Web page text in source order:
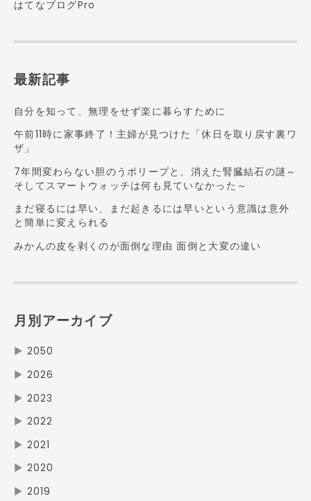
はてなブログPro
最新記事
自分を知って、無理をせず楽に暮らすために
午前11時に家事終了！主婦が見つけた「休日を取り戻す裏ワ
ザ」
7年間変わらない胆のうポリープと、消えた腎臓結石の謎～
そしてスマートウォッチは何も見ていなかった～
まだ寝るには早い、まだ起きるには早いという意識は意外
と簡単に変えられる
みかんの皮を剥くのが面倒な理由 面倒と大変の違い
月別アーカイブ
▶ 2050
▶ 2026
▶ 2023
▶ 2022
▶ 2021
▶ 2020
▶ 2019